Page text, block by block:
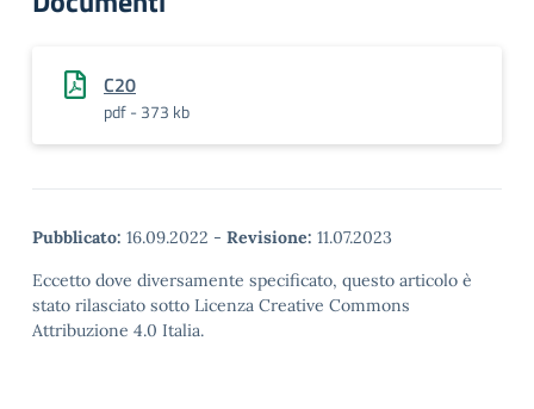
C20
pdf - 373 kb
Pubblicato: 16.09.2022 - Revisione: 11.07.2023
Eccetto dove diversamente specificato, questo articolo è
stato rilasciato sotto Licenza Creative Commons
Attribuzione 4.0 Italia.